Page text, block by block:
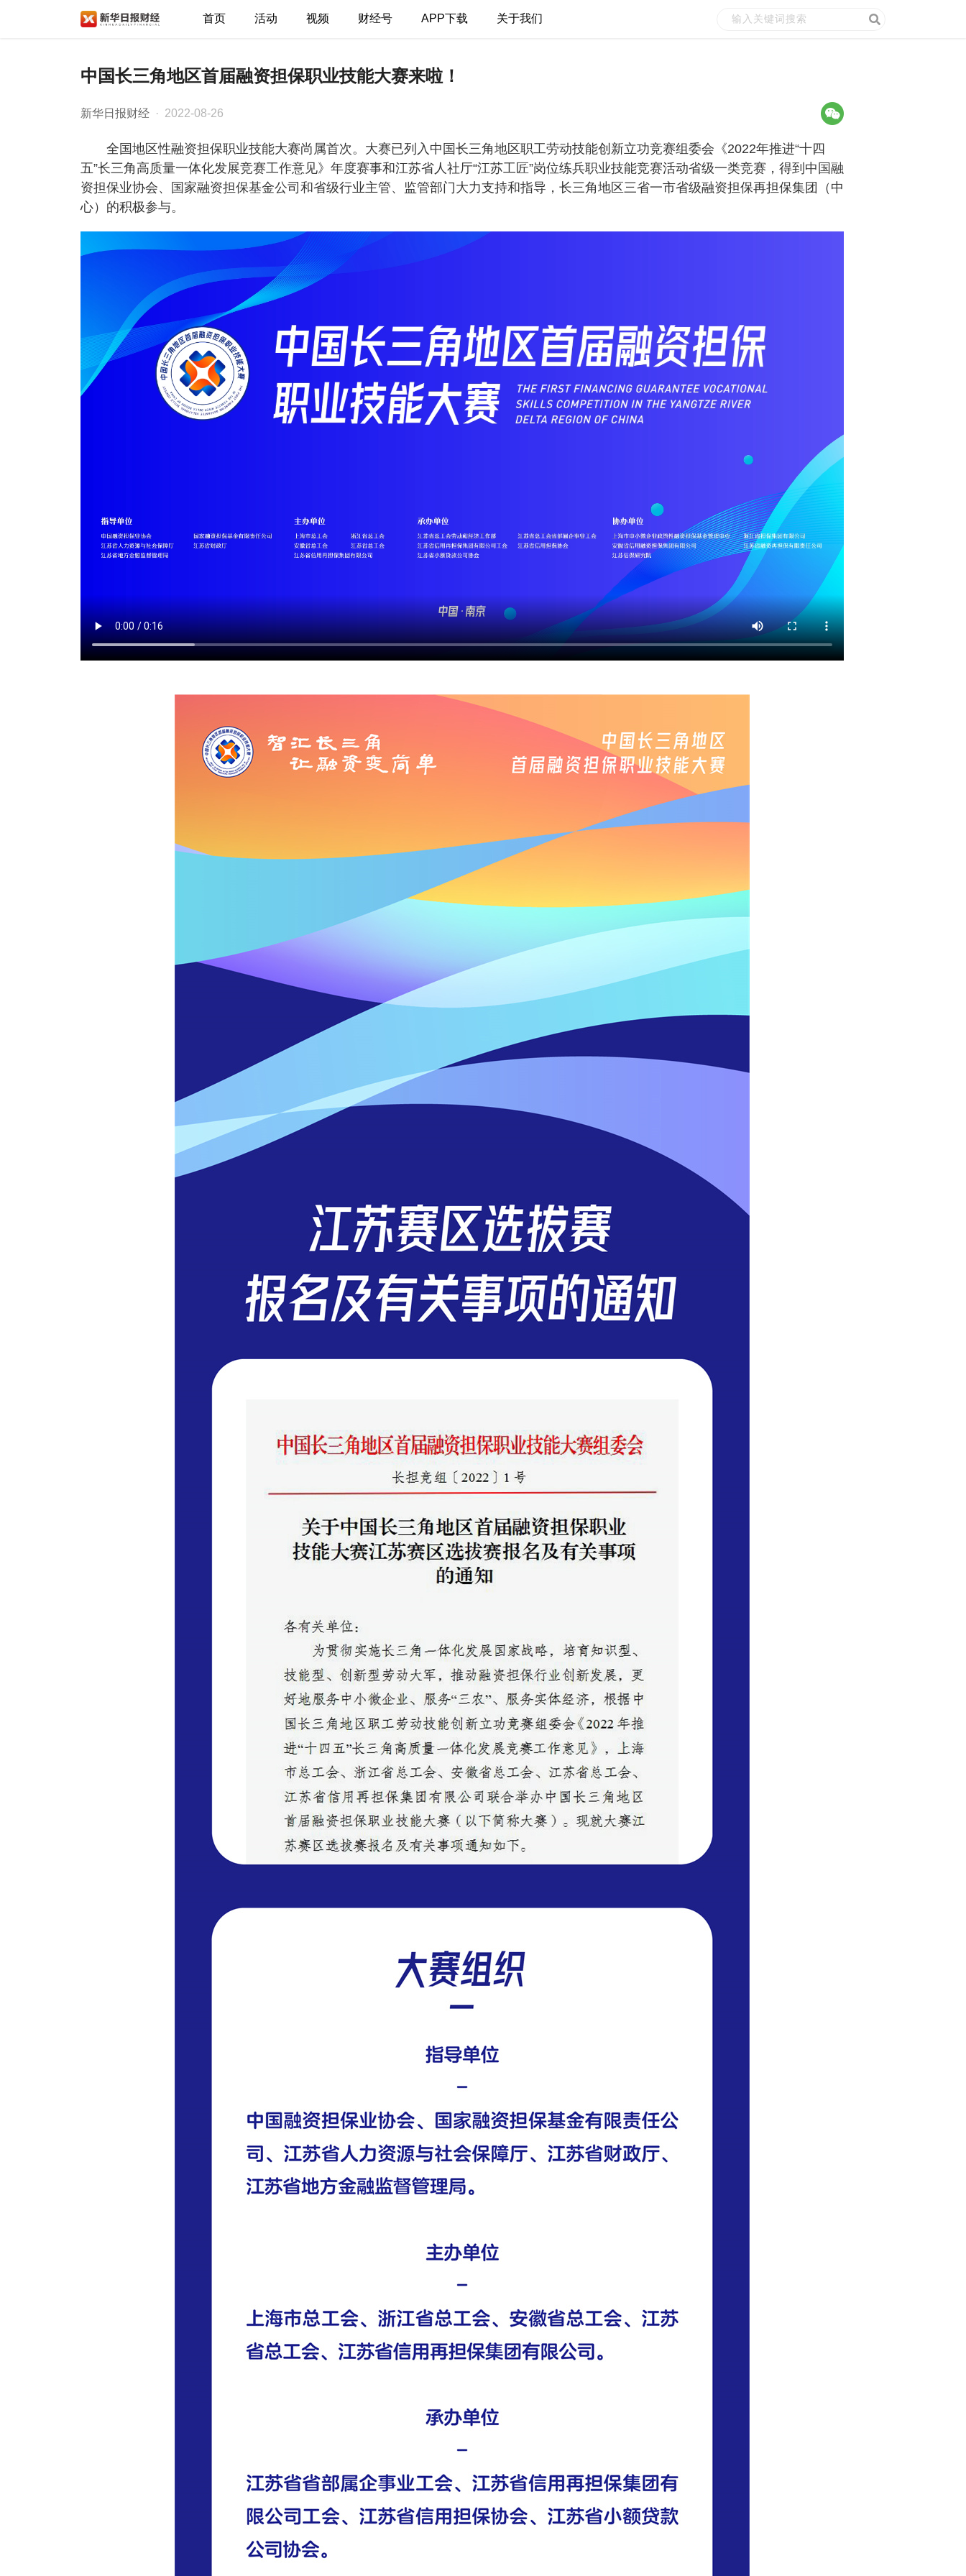
首页 活动 视频 财经号 APP下载 关于我们
中国长三角地区首届融资担保职业技能大赛来啦！
新华日报财经 · 2022-08-26
全国地区性融资担保职业技能大赛尚属首次。大赛已列入中国长三角地区职工劳动技能创新立功竞赛组委会《2022年推进“十四
五”长三角高质量一体化发展竞赛工作意见》年度赛事和江苏省人社厅“江苏工匠”岗位练兵职业技能竞赛活动省级一类竞赛，得到中国融
资担保业协会、国家融资担保基金公司和省级行业主管、监管部门大力支持和指导，长三角地区三省一市省级融资担保再担保集团（中
心）的积极参与。